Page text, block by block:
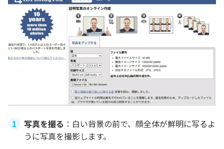
写真を撮る ：白い背景の前で、顔全体が鮮明に写るよ
うに写真を撮影します。